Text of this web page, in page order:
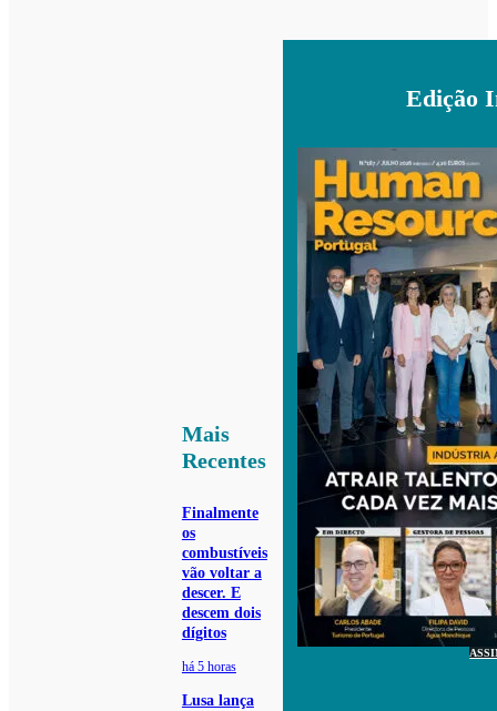
Mais
Recentes
Finalmente
os
combustíveis
vão voltar a
descer. E
descem dois
dígitos
há 5 horas
Lusa lança
Edição